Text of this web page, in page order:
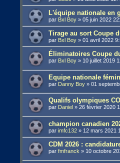
L'équipe nationale en
par Bxl Boy »05 juin 2022
Tirage au sort Coupe
par Bxl Boy »01 avril 2022
Éliminatoires Coupe
par Bxl Boy » 10 juillet 2019
Equipe nationale
par Danny Boy »01
Qualifs olympiques
par Daniel »26 février 2020
champion canadien
parimfc132 » 12 mars 2021
CDM 2026 :
parfmfranck » 10 octobre